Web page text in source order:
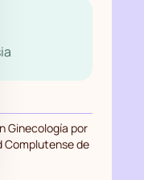
Ginecología por
Complutense de